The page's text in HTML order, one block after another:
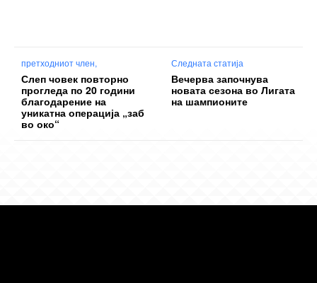
претходниот член,
Слеп човек повторно
прогледа по 20 години
благодарение на
уникатна операција „заб
во око“
Следната статија
Вечерва започнува
новата сезона во Лигата
на шампионите